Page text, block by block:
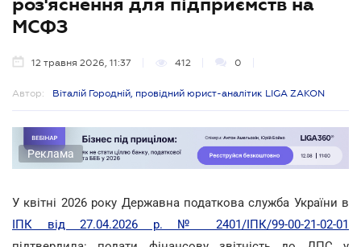
МСФЗ
12 травня 2026, 11:37 412 0
Автор: Віталій Городній, провідний юрист-аналітик LIGA ZAKON
Реклама
У квітні 2026 року Державна податкова служба України в
ІПК від 27.04.2026 р. № 2401/ІПК/99-00-21-02-01